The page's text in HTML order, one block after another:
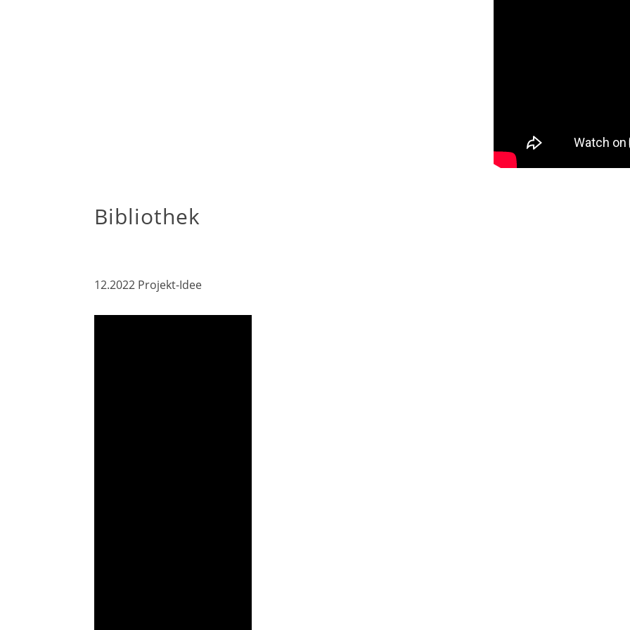
Bibliothek
12.2022 Projekt-Idee